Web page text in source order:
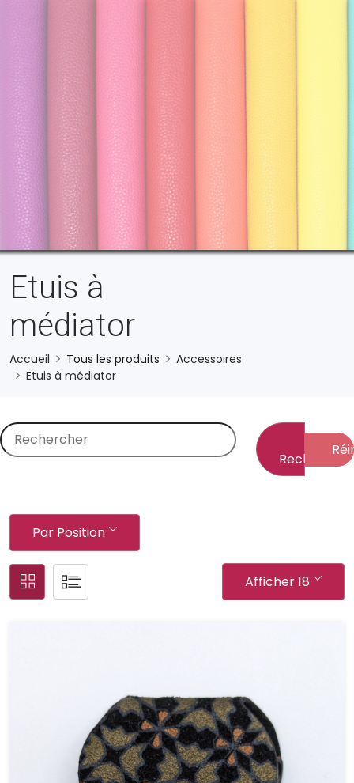
Etuis à
médiator
Accueil Tous les produits
Accessoires
Etuis à médiator
Rechercher
Par Position
Afficher 18